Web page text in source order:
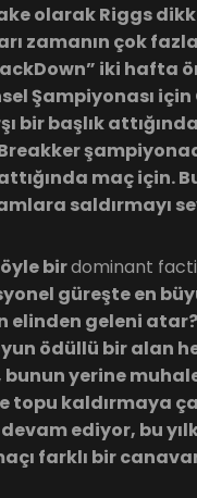
olarak Riggs
zamanın çok
iki hafta
Şampiyonası
bir başlık
maç için.
saldırmayı
birdominant
güreşte en
geleni atar?
ödüllü bir alan
yerine
kaldırmaya
ediyor, bu
farklı bir